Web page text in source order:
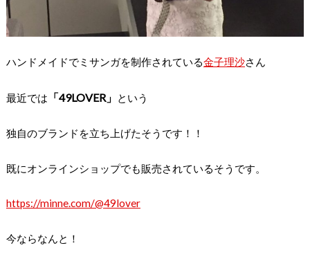
ハンドメイドでミサンガを制作されている金子理沙さん
最近では 「49LOVER」 という
独自のブランドを立ち上げたそうです！！
既にオンラインショップでも販売されているそうです。
https://minne.com/@49lover
今ならなんと！